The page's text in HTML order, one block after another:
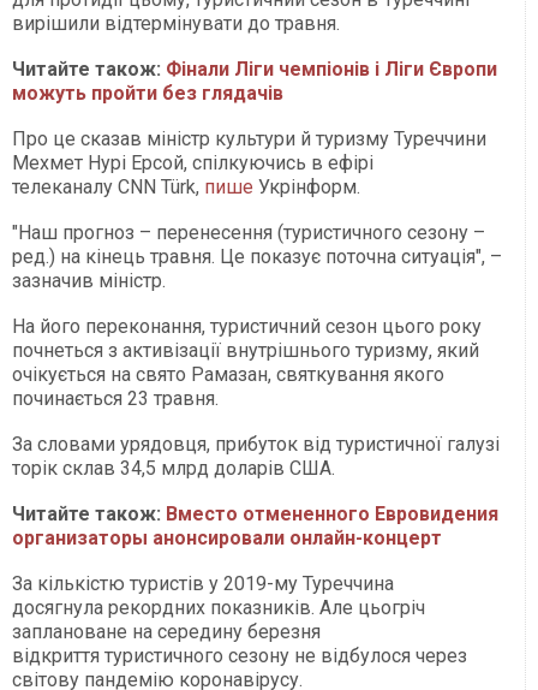
вирішили відтермінувати до травня.
Читайте також: Фінали Ліги чемпіонів і Ліги Європи
можуть пройти без глядачів
Про це сказав міністр культури й туризму Туреччини
Мехмет Нурі Ерсой, спілкуючись в ефірі
телеканалу CNN Türk, пише Укрінформ.
"Наш прогноз – перенесення (туристичного сезону –
ред.) на кінець травня. Це показує поточна ситуація", –
зазначив міністр.
На його переконання, туристичний сезон цього року
почнеться з активізації внутрішнього туризму, який
очікується на свято Рамазан, святкування якого
починається 23 травня.
За словами урядовця, прибуток від туристичної галузі
торік склав 34,5 млрд доларів США.
Читайте також: Вместо отмененного Евровидения
организаторы анонсировали онлайн-концерт
За кількістю туристів у 2019-му Туреччина
досягнула рекордних показників. Але цьогріч
заплановане на середину березня
відкриття туристичного сезону не відбулося через
світову пандемію коронавірусу.